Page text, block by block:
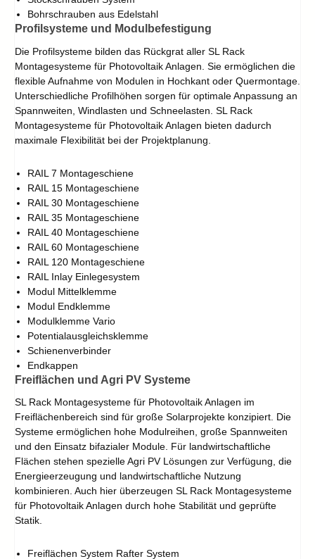
Bohrschrauben aus Edelstahl
Profilsysteme und Modulbefestigung
Die Profilsysteme bilden das Rückgrat aller SL Rack
Montagesysteme für Photovoltaik Anlagen. Sie ermöglichen die
flexible Aufnahme von Modulen in Hochkant oder Quermontage.
Unterschiedliche Profilhöhen sorgen für optimale Anpassung an
Spannweiten, Windlasten und Schneelasten. SL Rack
Montagesysteme für Photovoltaik Anlagen bieten dadurch
maximale Flexibilität bei der Projektplanung.
RAIL 7 Montageschiene
RAIL 15 Montageschiene
RAIL 30 Montageschiene
RAIL 35 Montageschiene
RAIL 40 Montageschiene
RAIL 60 Montageschiene
RAIL 120 Montageschiene
RAIL Inlay Einlegesystem
Modul Mittelklemme
Modul Endklemme
Modulklemme Vario
Potentialausgleichsklemme
Schienenverbinder
Endkappen
Freiflächen und Agri PV Systeme
SL Rack Montagesysteme für Photovoltaik Anlagen im
Freiflächenbereich sind für große Solarprojekte konzipiert. Die
Systeme ermöglichen hohe Modulreihen, große Spannweiten
und den Einsatz bifazialer Module. Für landwirtschaftliche
Flächen stehen spezielle Agri PV Lösungen zur Verfügung, die
Energieerzeugung und landwirtschaftliche Nutzung
kombinieren. Auch hier überzeugen SL Rack Montagesysteme
für Photovoltaik Anlagen durch hohe Stabilität und geprüfte
Statik.
Freiflächen System Rafter System